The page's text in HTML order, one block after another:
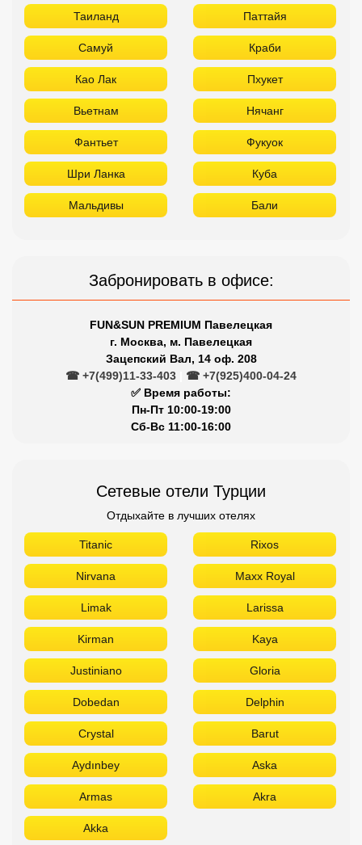
Таиланд Паттайя
Самуй Краби
Као Лак Пхукет
Вьетнам Нячанг
Фантьет Фукуок
Шри Ланка Куба
Мальдивы Бали
Забронировать в офисе:
FUN&SUN PREMIUM Павелецкая
г. Москва, м. Павелецкая
Зацепский Вал, 14 оф. 208
☎ +7(499)11-33-403
☎ +7(925)400-04-24
✅ Время работы:
Пн-Пт 10:00-19:00
Сб-Вс 11:00-16:00
Сетевые отели Турции
Отдыхайте в лучших отелях
Titanic Rixos
Nirvana Maxx Royal
Limak Larissa
Kirman Kaya
Justiniano Gloria
Dobedan Delphin
Crystal Barut
Aydınbey Aska
Armas Akra
Akka